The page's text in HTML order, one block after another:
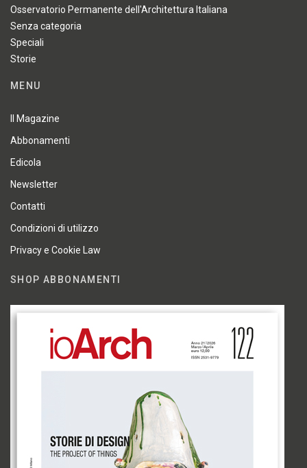
Osservatorio Permanente dell'Architettura Italiana
Senza categoria
Speciali
Storie
MENU
Il Magazine
Abbonamenti
Edicola
Newsletter
Contatti
Condizioni di utilizzo
Privacy e Cookie Law
SHOP ABBONAMENTI